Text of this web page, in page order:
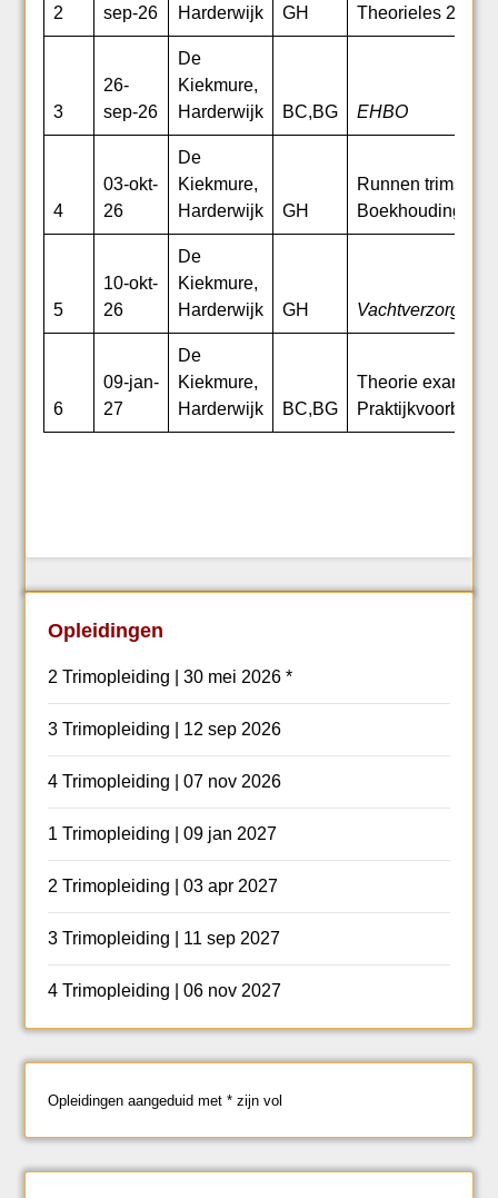
2
sep-26
Harderwijk
GH Theorieles 2
3
26-
sep-26
De
Kiekmure,
Harderwijk
BC,BG EHBO
4
03-okt-
26
De
Kiekmure,
Harderwijk
GH
Runnen
Boekhouding
5
10-okt-
26
De
Kiekmure,
Harderwijk
GH Vachtverzorging
6
09-jan-
27
De
Kiekmure,
Harderwijk
BC,BG
Theorie examen
Opleidingen
2 Trimopleiding | 30 mei 2026 *
3 Trimopleiding | 12 sep 2026
4 Trimopleiding | 07 nov 2026
1 Trimopleiding | 09 jan 2027
2 Trimopleiding | 03 apr 2027
3 Trimopleiding | 11 sep 2027
4 Trimopleiding | 06 nov 2027
Opleidingen aangeduid met * zijn vol